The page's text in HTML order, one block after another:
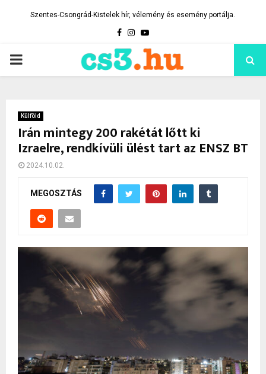
Szentes-Csongrád-Kistelek hír, vélemény és esemény portálja.
Facebook
Instagram
Youtube
PRIMARY
Külföld
Irán mintegy 200 rakétát lőtt ki
Izraelre, rendkívüli ülést tart az ENSZ BT
2024.10.02.
MEGOSZTÁS